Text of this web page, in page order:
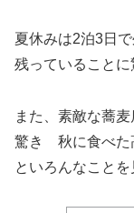
夏休みは2泊3日
残っていることに
また、素敵な蕎
驚き 秋に食べた
といろんなこと